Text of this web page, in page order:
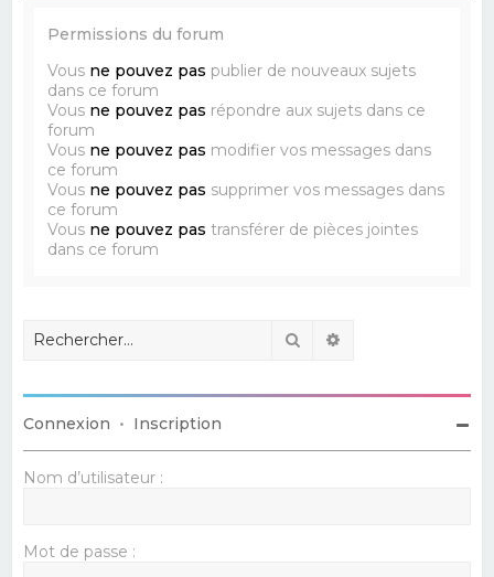
Permissions du forum
Vous ne pouvez pas publier de nouveaux sujets
dans ce forum
Vous ne pouvez pas répondre aux sujets dans ce
forum
Vous ne pouvez pas modifier vos messages dans
ce forum
Vous ne pouvez pas supprimer vos messages dans
ce forum
Vous ne pouvez pas transférer de pièces jointes
dans ce forum
Rechercher
Connexion • Inscription
Nom d’utilisateur :
Mot de passe :